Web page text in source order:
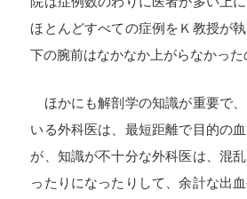
ほとんどすべての症例をＫ教授が
下の腕前はなかなか上がらなかった
ほかにも解剖学の知識が重要で
いる外科医は、最短距離で目的の
が、知識が不十分な外科医は、混
ったりになったりして、余計な出